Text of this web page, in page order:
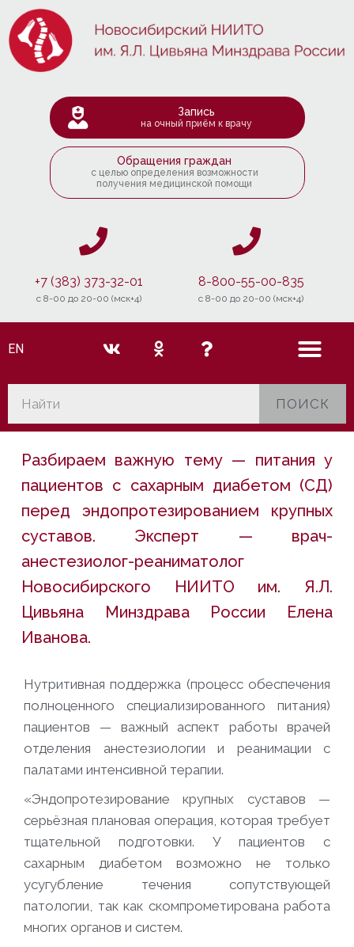
Запись
на очный приём к врачу
Обращения граждан
с целью определения возможности
получения медицинской помощи
+7 (383) 373-32-01
c 8-00 до 20-00 (мск+4)
8-800-55-00-835
c 8-00 до 20-00 (мск+4)
EN
ПОИСК
Разбираем важную тему — питания у
пациентов с сахарным диабетом (СД)
перед эндопротезированием крупных
суставов. Эксперт — врач-
анестезиолог-реаниматолог
Новосибирского НИИТО им. Я.Л.
Цивьяна Минздрава России Елена
Иванова.
Нутритивная поддержка (процесс обеспечения
полноценного специализированного питания)
пациентов — важный аспект работы врачей
отделения анестезиологии и реанимации с
палатами интенсивной терапии.
«Эндопротезирование крупных суставов —
серьёзная плановая операция, которая требует
тщательной подготовки. У пациентов с
сахарным диабетом возможно не только
усугубление течения сопутствующей
патологии, так как скомпрометирована работа
многих органов и систем.